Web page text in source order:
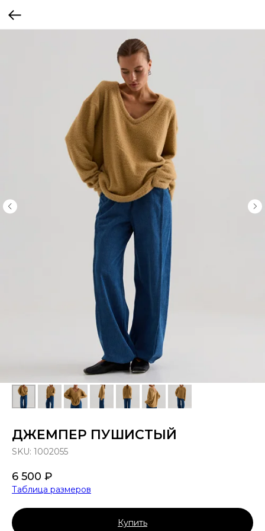
ДЖЕМПЕР ПУШИСТЫЙ
SKU: 1002055
6 500 ₽
Таблица размеров
Купить